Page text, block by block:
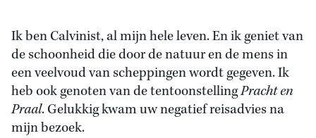
Ik ben Calvinist, al mijn hele leven. En ik geniet van
de schoonheid die door de natuur en de mens in
een veelvoud van scheppingen wordt gegeven. Ik
heb ook genoten van de tentoonstellingPracht en
Praal. Gelukkig kwam uw negatief reisadvies na
mijn bezoek.